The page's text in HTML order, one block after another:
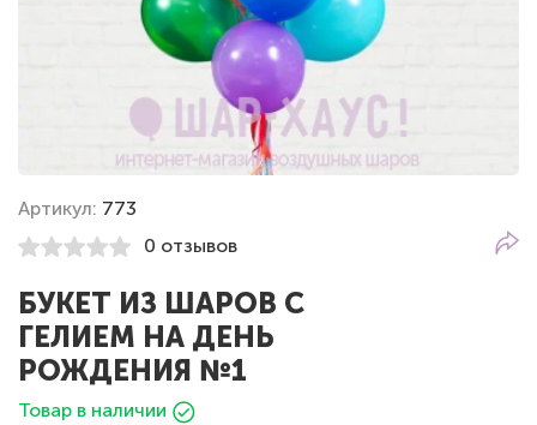
Артикул: 773
0 отзывов
БУКЕТ ИЗ ШАРОВ С
ГЕЛИЕМ НА ДЕНЬ
РОЖДЕНИЯ №1
Товар в наличии